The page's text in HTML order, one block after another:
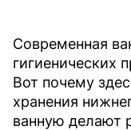
Современная
гигиенических
Вот почему
хранения
ванную делают